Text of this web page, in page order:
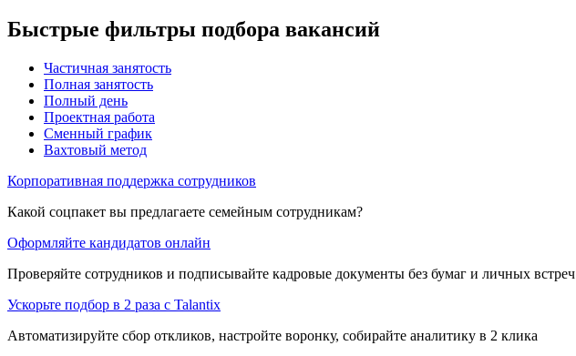
Быстрые фильтры подбора вакансий
Частичная занятость
Полная занятость
Полный день
Проектная работа
Сменный график
Вахтовый метод
Корпоративная поддержка сотрудников
Какой соцпакет вы предлагаете семейным сотрудникам?
Оформляйте кандидатов онлайн
Проверяйте сотрудников и подписывайте кадровые документы без бумаг и личных встреч
Ускорьте подбор в 2 раза с Talantix
Автоматизируйте сбор откликов, настройте воронку, собирайте аналитику в 2 клика